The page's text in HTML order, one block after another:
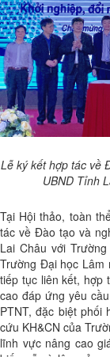
Lễ ký kết hợp tác về
UBND Tỉnh
Tại Hội thảo, toàn
tác về Đào tạo và
Lai Châu với
Trường Đại học Lâm
tiếp tục liên kết, hợp
cao đáp ứng yêu
PTNT, đặc biệt phối
cứu KH&CN của
lĩnh vực nâng cao